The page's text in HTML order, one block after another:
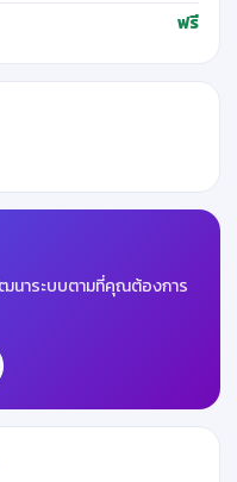
ฟรี
นาระบบตามที่คุณต้องการ